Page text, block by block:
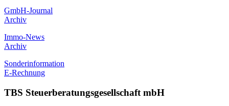
GmbH-Journal
Archiv
Immo-News
Archiv
Sonderinformation
E-Rechnung
TBS Steuerberatungsgesellschaft mbH